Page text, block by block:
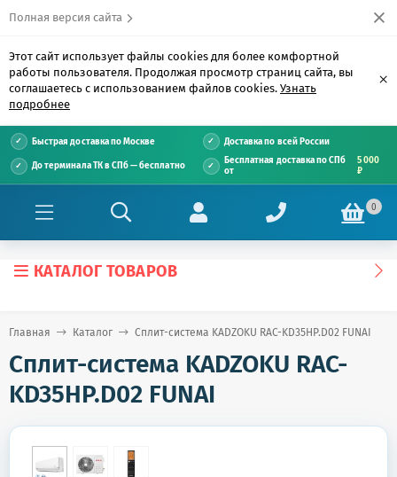
Полная версия сайта
Этот сайт использует файлы cookies для более комфортной
работы пользователя. Продолжая просмотр страниц сайта, вы
соглашаетесь с использованием файлов cookies. Узнать
подробнее
×
Быстрая доставка по Москве Доставка по всей России
До терминала ТК в СПб — бесплатно
Бесплатная доставка по СПб
от
5 000
₽
0
КАТАЛОГ ТОВАРОВ
Главная Каталог Сплит-система KADZOKU RAC-KD35HP.D02 FUNAI
Сплит-система KADZOKU RAC-
KD35HP.D02 FUNAI